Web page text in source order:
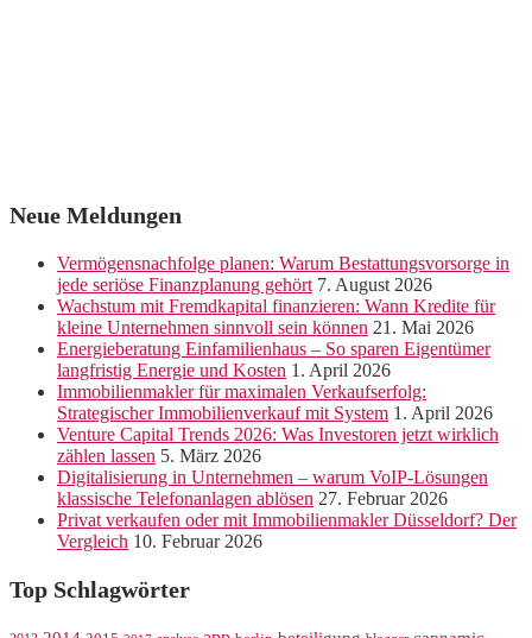
Neue Meldungen
Vermögensnachfolge planen: Warum Bestattungsvorsorge in
jede seriöse Finanzplanung gehört 7. August 2026
Wachstum mit Fremdkapital finanzieren: Wann Kredite für
kleine Unternehmen sinnvoll sein können 21. Mai 2026
Energieberatung Einfamilienhaus – So sparen Eigentümer
langfristig Energie und Kosten 1. April 2026
Immobilienmakler für maximalen Verkaufserfolg:
Strategischer Immobilienverkauf mit System 1. April 2026
Venture Capital Trends 2026: Was Investoren jetzt wirklich
zählen lassen 5. März 2026
Digitalisierung in Unternehmen – warum VoIP-Lösungen
klassische Telefonanlagen ablösen 27. Februar 2026
Privat verkaufen oder mit Immobilienmakler Düsseldorf? Der
Vergleich 10. Februar 2026
Top Schlagwörter